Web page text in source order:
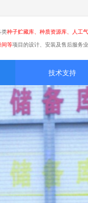
类种子贮藏库、种质资源库、人工
间等项目的设计、安装及售后服务
技术支持